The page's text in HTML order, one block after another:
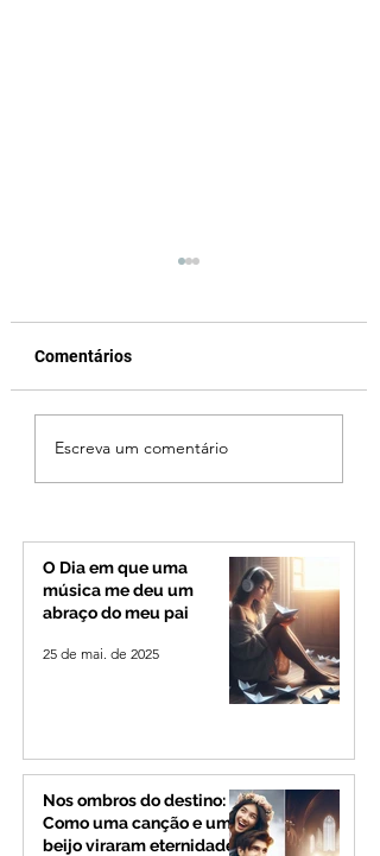
Jovem de 24 anos é
morto após briga
durante luau no
Paranaíba
Comentários
Escreva um comentário
O Dia em que uma
música me deu um
abraço do meu pai
25 de mai. de 2025
Nos ombros do destino:
Como uma canção e um
beijo viraram eternidade